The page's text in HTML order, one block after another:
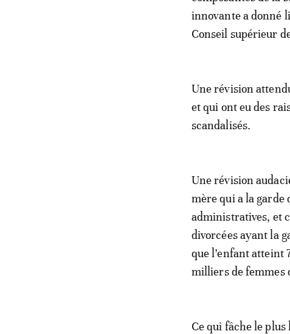
innovante a donné
Conseil supérieur
Une révision
et qui ont eu des
scandalisés.
Une révision
mère qui a la garde
administratives, et
divorcées ayant la
que l’enfant atteint
milliers de femmes
Ce qui fâche le